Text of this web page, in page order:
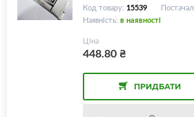
Код товару: 15539
Наявність: в наявності
Ціна
448.80₴
ПРИДБАТИ